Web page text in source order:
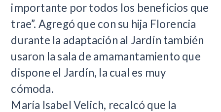
importante por todos los beneficios que
trae”. Agregó que con su hija Florencia
durante la adaptación al Jardín también
usaron la sala de amamantamiento que
dispone el Jardín, la cual es muy
cómoda.
María Isabel Velich, recalcó que la